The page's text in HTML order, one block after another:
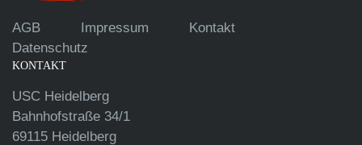
AGB Impressum
Kontakt
Datenschutz
KONTAKT
USC Heidelberg
Bahnhofstraße 34/1
69115 Heidelberg